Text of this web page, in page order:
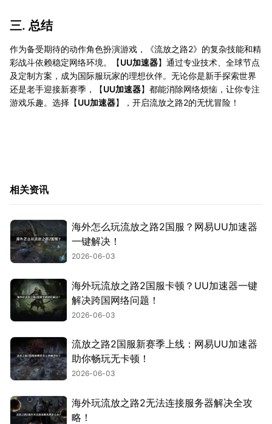
三. 总结
作为备受期待的动作角色扮演游戏，《流放之路2》的复杂技能和精
彩战斗依赖稳定网络环境。【UU加速器】通过专业技术、全球节点
及定制方案，成为国际服玩家的理想伙伴。无论你是新手探索世界
还是老手迎接新赛季，【UU加速器】都能消除网络烦恼，让你专注
游戏乐趣。选择【UU加速器】，开启流放之路2的无忧冒险！
相关资讯
海外怎么玩流放之路2国服？网易UU加速器
一键解决！
2026-06-03
海外玩流放之路2国服卡顿？UU加速器一键
解决跨国网络问题！
2026-06-03
流放之路2国服新赛季上线：网易UU加速器
助你畅玩无卡顿！
2026-06-03
海外玩流放之路2无法连接服务器解决全攻
略！